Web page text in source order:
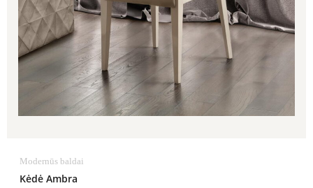
Modernūs baldai
Kėdė Ambra